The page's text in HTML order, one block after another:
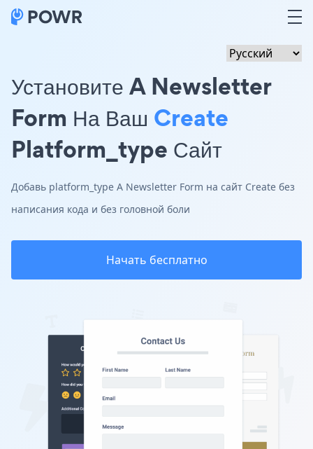
Установите A Newsletter
Form На Ваш Create
Platform_type Сайт
Добавь platform_type A Newsletter Form на сайт Create без
написания кода и без головной боли
Начать бесплатно